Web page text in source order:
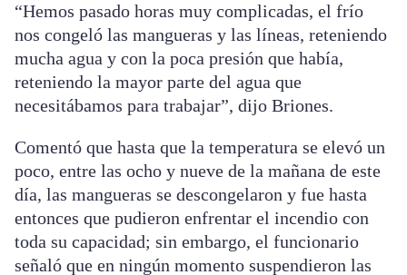
“Hemos pasado horas muy complicadas, el frío
nos congeló las mangueras y las líneas, reteniendo
mucha agua y con la poca presión que había,
reteniendo la mayor parte del agua que
necesitábamos para trabajar”, dijo Briones.
Comentó que hasta que la temperatura se elevó un
poco, entre las ocho y nueve de la mañana de este
día, las mangueras se descongelaron y fue hasta
entonces que pudieron enfrentar el incendio con
toda su capacidad; sin embargo, el funcionario
señaló que en ningún momento suspendieron las